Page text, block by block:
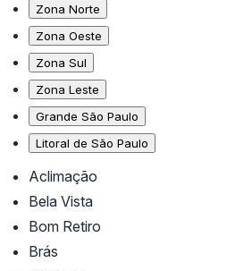
Zona Norte
Zona Oeste
Zona Sul
Zona Leste
Grande São Paulo
Litoral de São Paulo
Aclimação
Bela Vista
Bom Retiro
Brás